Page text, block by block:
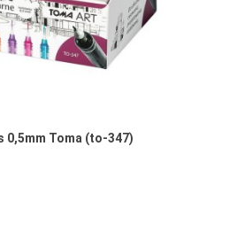
0,5mm Toma (to-347)